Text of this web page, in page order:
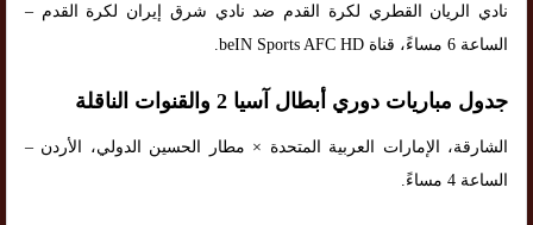
نادي الريان القطري لكرة القدم ضد نادي شرق إيران لكرة القدم –
الساعة 6 مساءً، قناة beIN Sports AFC HD.
جدول مباريات دوري أبطال آسيا 2 والقنوات الناقلة
الشارقة، الإمارات العربية المتحدة × مطار الحسين الدولي، الأردن –
الساعة 4 مساءً.